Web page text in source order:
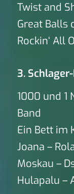
Twist and
Great Balls
Rockin‘ All
3.
1000 und 1
Band
Ein Bett im
Joana –
Moskau –
Hulapalu –